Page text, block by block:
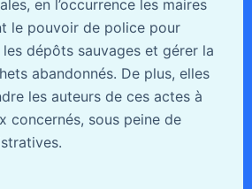
en l’occurrence les maires
le pouvoir de police pour
dépôts sauvages et gérer la
abandonnés. De plus, elles
les auteurs de ces actes à
concernés, sous peine de